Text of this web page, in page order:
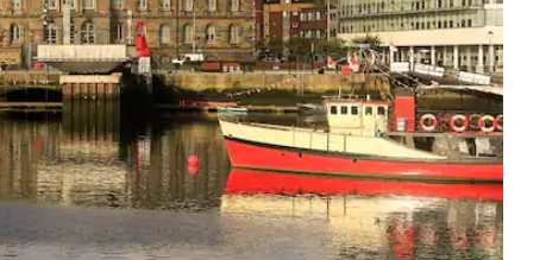
hacia arriba y hacia abajo o explora con el tacto o desliza el